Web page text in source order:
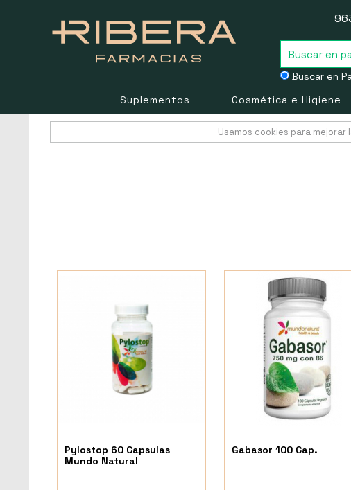
Buscar en
Suplementos Cosmética e Higiene
Usamos cookies para
Pylostop 60 Capsulas
Mundo Natural
Gabasor 100 Cap.